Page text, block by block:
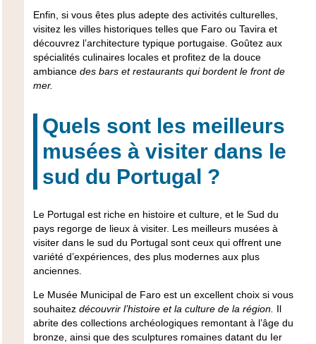
Enfin, si vous êtes plus adepte des activités culturelles,
visitez les villes historiques telles que Faro ou Tavira et
découvrez l’architecture typique portugaise. Goûtez aux
spécialités culinaires locales et profitez de la douce
ambiance des bars et restaurants qui bordent le front de
mer.
Quels sont les meilleurs
musées à visiter dans le
sud du Portugal ?
Le Portugal est riche en histoire et culture, et le Sud du
pays regorge de lieux à visiter. Les meilleurs musées à
visiter dans le sud du Portugal sont ceux qui offrent une
variété d’expériences, des plus modernes aux plus
anciennes.
Le Musée Municipal de Faro est un excellent choix si vous
souhaitez découvrir l’histoire et la culture de la région. Il
abrite des collections archéologiques remontant à l’âge du
bronze, ainsi que des sculptures romaines datant du Ier